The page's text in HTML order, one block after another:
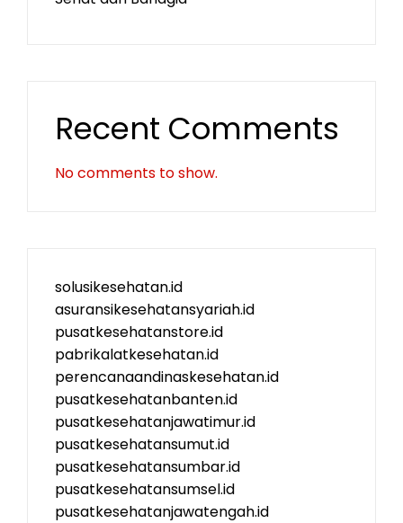
Recent Comments
No comments to show.
solusikesehatan.id
asuransikesehatansyariah.id
pusatkesehatanstore.id
pabrikalatkesehatan.id
perencanaandinaskesehatan.id
pusatkesehatanbanten.id
pusatkesehatanjawatimur.id
pusatkesehatansumut.id
pusatkesehatansumbar.id
pusatkesehatansumsel.id
pusatkesehatanjawatengah.id